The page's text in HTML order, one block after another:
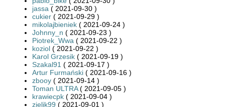
jassa ( 2021-09-30 )
cukier ( 2021-09-29 )
mikolajbieniek ( 2021-09-24 )
Johnny_n ( 2021-09-23 )
Piotrek_Wwa ( 2021-09-22 )
koziol ( 2021-09-22 )
Karol Grzesik ( 2021-09-19 )
Szakal91 ( 2021-09-17 )
Artur Furmański ( 2021-09-16 )
zbooy ( 2021-09-14 )
Toman ULTRA( 2021-09-05 )
krawiecpk ( 2021-09-04 )
zielik99 ( 2021-09-01 )